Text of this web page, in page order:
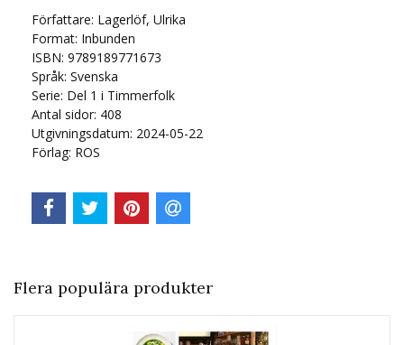
Författare: Lagerlöf, Ulrika
Format: Inbunden
ISBN: 9789189771673
Språk: Svenska
Serie: Del 1 i Timmerfolk
Antal sidor: 408
Utgivningsdatum: 2024-05-22
Förlag: ROS
Flera populära produkter